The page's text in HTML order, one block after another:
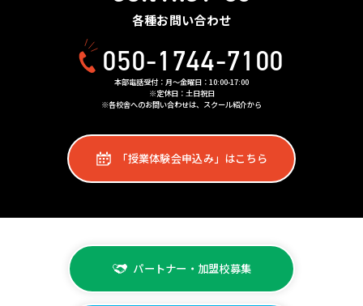
各種お問い合わせ
050-1744-7100
本部電話受付：月〜金曜日：10:00-17:00
※定休日：土日祝日
※各校舎へのお問い合わせは、スクール紹介から
「授業体験会申込み」はこちら
パートナー・加盟校募集